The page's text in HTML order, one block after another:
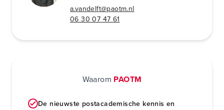
a.vandelft@paotm.nl
06 30 07 47 61
Waarom PAOTM
De nieuwste postacademische kennis en